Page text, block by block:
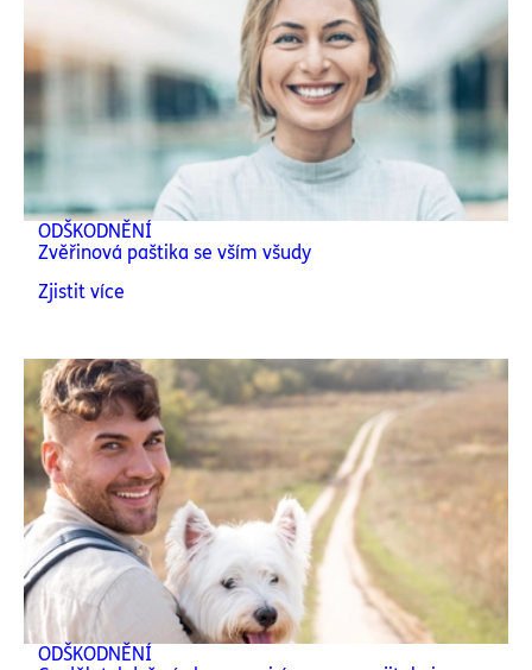
ODŠKODNĚNÍ
Zvěřinová paštika se vším všudy
Zjistit více
ODŠKODNĚNÍ